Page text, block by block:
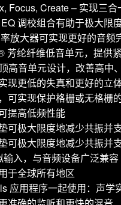
Focus, Create – 实现三
调校组合有助于极大限
放大器可实现更好的音频
芳纶纤维低音单元，提供
高音单元设计，改善高中
现更低的失真和更好的立
可实现保护格栅或无格栅
提高低频性能
可极大限度地减少共振并
可极大限度地减少共振并
入，与音频设备广泛兼容
于全球所有地区
应用程序一起使用：声